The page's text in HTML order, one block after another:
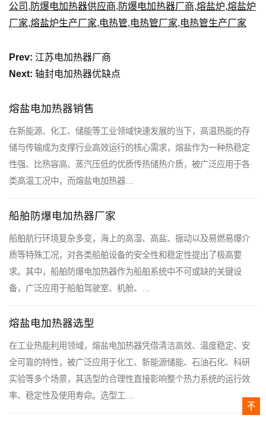
公司 , 防爆电加热器供应商, 防爆电加热器厂商,熔盐炉,熔盐炉
厂家,熔盐炉生产厂家,电热管,电热管厂家,电热管生产厂家
Prev: 江苏电加热器厂商
Next: 轴封电加热器优缺点
熔盐电加热器销售
在新能源、化工、储能等工业领域快速发展的当下，高温热能的存
储与传输成为支撑行业高效运行的核心需求，熔盐作为一种热稳定
性强、比热容高、蒸汽压低的优质传热储热介质，被广泛应用于各
类高温工况中，而熔盐电加热器…
船舶防爆电加热器厂家
船舶航行环境复杂多变，海上的高湿、高盐、振动以及易燃易爆介
质等特殊工况，对各类船舶设备的安全性和稳定性提出了极高要
求。其中，船舶防爆电加热器作为船舶系统中不可或缺的关键设
备，广泛应用于船舶驾驶室、机舱、…
熔盐电加热器选型
在工业热能利用领域，熔盐电加热器凭借清洁高效、温度稳定、安
全可靠的特性，被广泛应用于化工、新能源储能、石油石化、科研
实验等多个场景，其选型的合理性直接影响整个热力系统的运行效
率、稳定性及使用寿命。选型工…